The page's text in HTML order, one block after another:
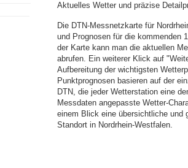
Aktuelles Wetter und präzise
Die DTN-Messnetzkarte für
und Prognosen für die kommenden
der Karte kann man die aktuellen
abrufen. Ein weiterer Klick auf
Aufbereitung der wichtigsten
Punktprognosen basieren auf der
DTN, die jeder Wetterstation eine
Messdaten angepasste Wetter-
einem Blick eine übersichtliche und
Standort in Nordrhein-Westfalen.